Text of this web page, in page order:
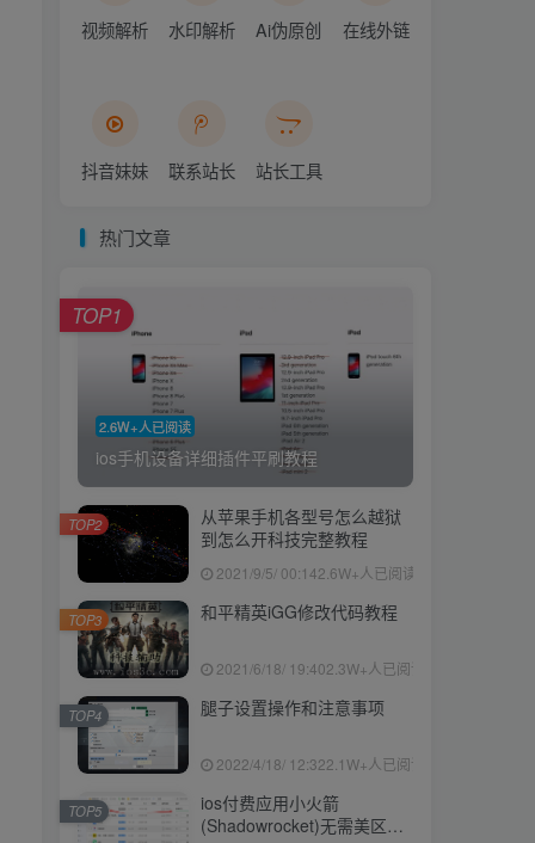
视频解析 水印解析 Ai伪原创 在线外链
抖音妹妹 联系站长 站长工具
热门文章
2.6W+人已阅读
ios手机设备详细插件平刷教程
TOP1
从苹果手机各型号怎么越狱
到怎么开科技完整教程
2021/9/5/ 00:142.6W+人已阅读
TOP2
和平精英iGG修改代码教程
2021/6/18/ 19:402.3W+人已阅读
TOP3
腿子设置操作和注意事项
2022/4/18/ 12:322.1W+人已阅读
TOP4
ios付费应用小火箭
(Shadowrocket)无需美区苹
TOP5